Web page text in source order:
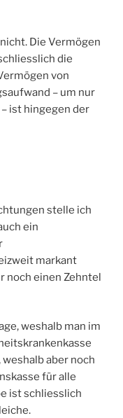
Die Vermögen
die
von
– um nur
ist hingegen der
stelle ich
ein
markant
noch einen Zehntel
weshalb man im
aber noch
für alle
ist schliesslich